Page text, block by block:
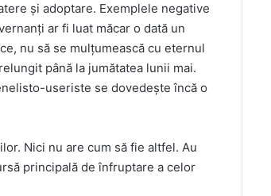
și adoptare. Exemplele negative
ar fi luat măcar o dată un
nu să se mulțumească cu eternul
până la jumătatea lunii mai.
useriste se dovedește încă o
Nici nu are cum să fie altfel. Au
principală de înfruptare a celor